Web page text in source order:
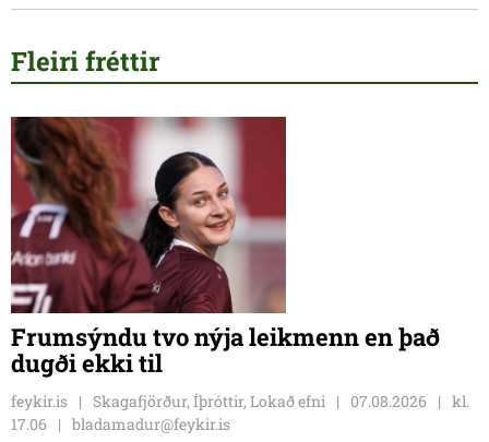
Fleiri fréttir
Frumsýndu tvo nýja leikmenn en það
dugði ekki til
feykir.is Skagafjörður, Íþróttir, Lokað efni 07.08.2026
kl.
17.06
bladamadur@feykir.is